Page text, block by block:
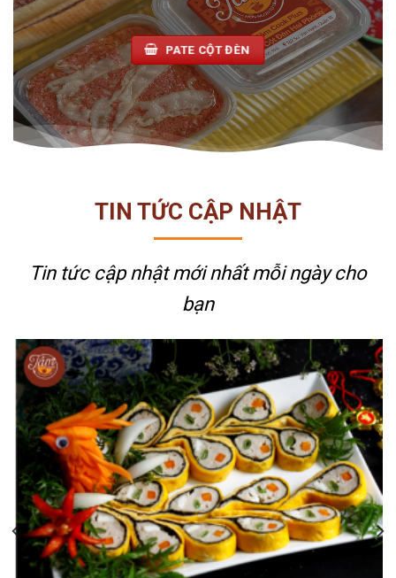
PATE CỘT ĐÈN
TIN TỨC CẬP NHẬT
Tin tức cập nhật mới nhấtmỗi ngày cho
bạn